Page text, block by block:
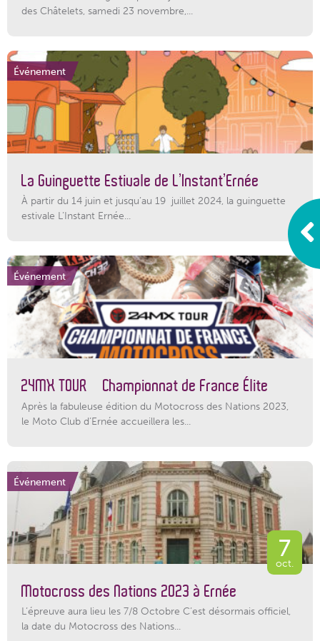
des Châtelets, samedi 23 novembre,...
Événement
La Guinguette Estivale de L’Instant’Ernée
À partir du 14 juin et jusqu’au 19 juillet 2024, la guinguette
estivale L’Instant Ernée...
Événement
24MX TOUR – Championnat de France Élite
Après la fabuleuse édition du Motocross des Nations 2023,
le Moto Club d’Ernée accueillera les...
Événement
7
oct.
Motocross des Nations 2023 à Ernée
L’épreuve aura lieu les 7/8 Octobre C’est désormais officiel,
la date du Motocross des Nations...